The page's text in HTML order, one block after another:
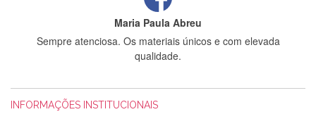
Maria Paula Abreu
Sempre atenciosa. Os materiais únicos e com elevada
qualidade.
INFORMAÇÕES INSTITUCIONAIS